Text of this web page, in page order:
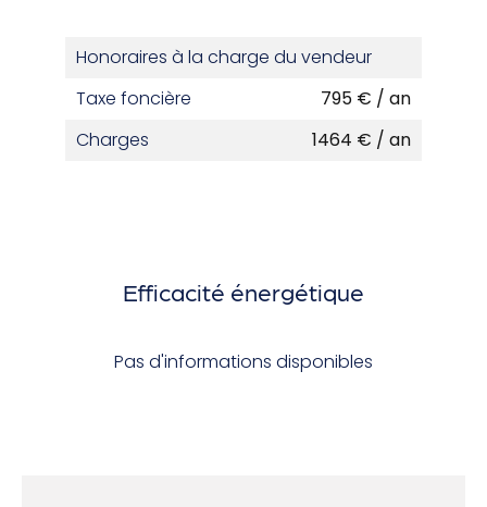
Honoraires à la charge du vendeur
Taxe foncière
795 € / an
Charges
1464 € / an
Efficacité énergétique
Pas d'informations disponibles